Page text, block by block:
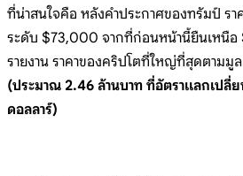
ที่น่าสนใจคือ หลังคำประกาศของทรัมป์ ร
ระดับ $73,000 จากที่ก่อนหน้านี้ยืนเหนือ
รายงาน ราคาของคริปโตที่ใหญ่ที่สุดตามมู
(ประมาณ 2.46 ล้านบาท ที่อัตราแลกเปลี่
ดอลลาร์)